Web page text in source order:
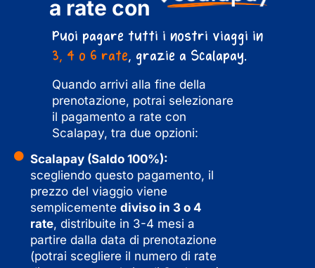
a rate con
Puoi pagare tutti i nostri viaggi in
3, 4 o 6 rate, grazie a Scalapay.
Quando arrivi alla fine della
prenotazione, potrai selezionare
il pagamento a rate con
Scalapay, tra due opzioni:
Scalapay (Saldo 100%):
scegliendo questo pagamento, il
prezzo del viaggio viene
semplicemente diviso in 3 o 4
rate, distribuite in 3-4 mesi a
partire dalla data di prenotazione
(potrai scegliere il numero di rate